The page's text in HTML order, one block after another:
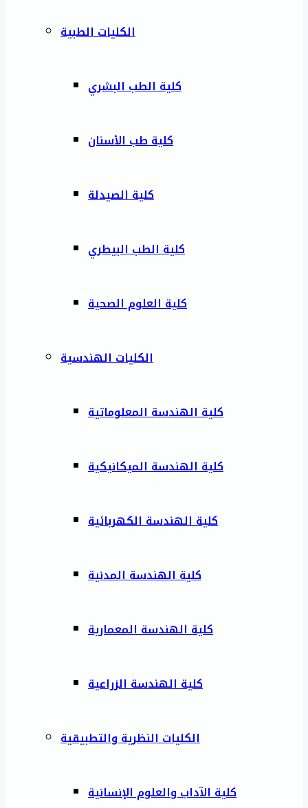
الكليات الطبية
كلية الطب البشري
كلية طب الأسنان
كلية الصيدلة
كلية الطب البيطري
كلية العلوم الصحية
الكليات الهندسية
كلية الهندسة المعلوماتية
كلية الهندسة الميكانيكية
كلية الهندسة الكهربائية
كلية الهندسة المدنية
كلية الهندسة المعمارية
كلية الهندسة الزراعية
الكليات النظرية والتطبيقية
كلية الآداب والعلوم الإنسانية